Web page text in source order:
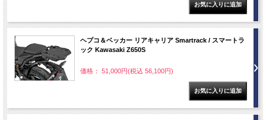
ヘプコ＆ベッカー リアキャリア Smartrack / スマートラ
ック Kawasaki Z650S
価格： 51,000円(税込 56,100円)